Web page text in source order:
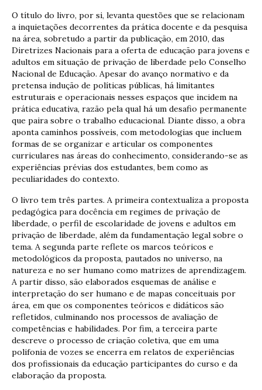
O título do livro, por si, levanta questões que se relacionam
a inquietações decorrentes da prática docente e da pesquisa
na área, sobretudo a partir da publicação, em 2010, das
Diretrizes Nacionais para a oferta de educação para jovens e
adultos em situação de privação de liberdade pelo Conselho
Nacional de Educação. Apesar do avanço normativo e da
pretensa indução de políticas públicas, há limitantes
estruturais e operacionais nesses espaços que incidem na
prática educativa, razão pela qual há um desafio permanente
que paira sobre o trabalho educacional. Diante disso, a obra
aponta caminhos possíveis, com metodologias que incluem
formas de se organizar e articular os componentes
curriculares nas áreas do conhecimento, considerando-se as
experiências prévias dos estudantes, bem como as
peculiaridades do contexto.
O livro tem três partes. A primeira contextualiza a proposta
pedagógica para docência em regimes de privação de
liberdade, o perfil de escolaridade de jovens e adultos em
privação de liberdade, além da fundamentação legal sobre o
tema. A segunda parte reflete os marcos teóricos e
metodológicos da proposta, pautados no universo, na
natureza e no ser humano como matrizes de aprendizagem.
A partir disso, são elaborados esquemas de análise e
interpretação do ser humano e de mapas conceituais por
área, em que os componentes teóricos e didáticos são
refletidos, culminando nos processos de avaliação de
competências e habilidades. Por fim, a terceira parte
descreve o processo de criação coletiva, que em uma
polifonia de vozes se encerra em relatos de experiências
dos profissionais da educação participantes do curso e da
elaboração da proposta.